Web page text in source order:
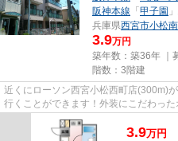
阪神本線 「 甲子園
兵庫県西宮市小松
3.9万円
築年数：築36年 ｜
階数：3階建
近くにローソン西宮小松西町店(300m)
行くことができます！外装にこだわっ
ご利用可能な駅が2駅あり、乗...
3.9万円